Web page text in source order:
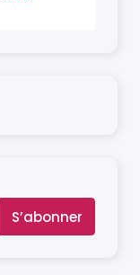
S’abonner